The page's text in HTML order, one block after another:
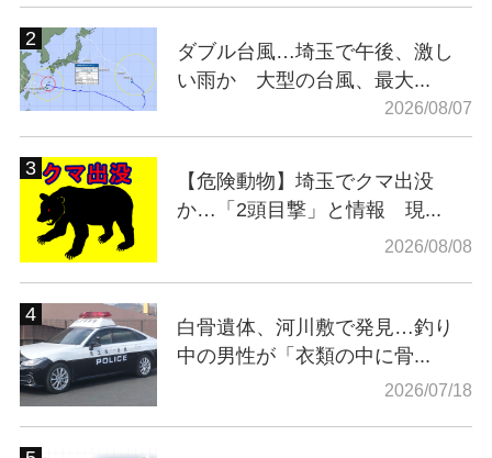
ダブル台風…埼玉で午後、激し
い雨か 大型の台風、最大...
2026/08/07
【危険動物】埼玉でクマ出没
か…「2頭目撃」と情報 現...
2026/08/08
白骨遺体、河川敷で発見…釣り
中の男性が「衣類の中に骨...
2026/07/18